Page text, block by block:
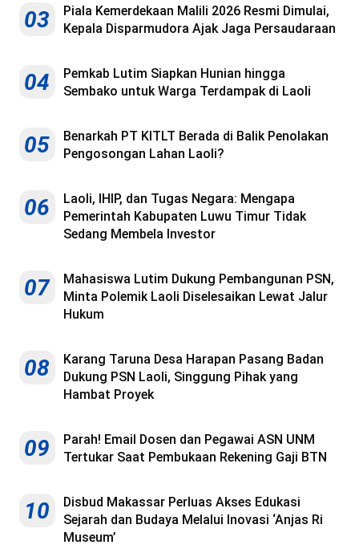
03
Piala Kemerdekaan Malili 2026 Resmi Dimulai,
Kepala Disparmudora Ajak Jaga Persaudaraan
04
Pemkab Lutim Siapkan Hunian hingga
Sembako untuk Warga Terdampak di Laoli
05
Benarkah PT KITLT Berada di Balik Penolakan
Pengosongan Lahan Laoli?
06
Laoli, IHIP, dan Tugas Negara: Mengapa
Pemerintah Kabupaten Luwu Timur Tidak
Sedang Membela Investor
07
Mahasiswa Lutim Dukung Pembangunan PSN,
Minta Polemik Laoli Diselesaikan Lewat Jalur
Hukum
08
Karang Taruna Desa Harapan Pasang Badan
Dukung PSN Laoli, Singgung Pihak yang
Hambat Proyek
09
Parah! Email Dosen dan Pegawai ASN UNM
Tertukar Saat Pembukaan Rekening Gaji BTN
10
Disbud Makassar Perluas Akses Edukasi
Sejarah dan Budaya Melalui Inovasi ‘Anjas Ri
Museum’